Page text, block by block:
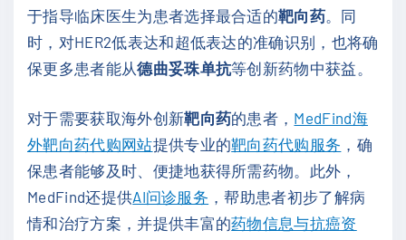
于指导临床医生为患者选择最合适的靶向药。同
时，对HER2低表达和超低表达的准确识别，也将确
保更多患者能从德曲妥珠单抗等创新药物中获益。
对于需要获取海外创新靶向药的患者， MedFind海
外靶向药代购网站提供专业的靶向药代购服务 ，确
保患者能够及时、便捷地获得所需药物。此外，
MedFind还提供AI问诊服务 ，帮助患者初步了解病
情和治疗方案，并提供丰富的药物信息与抗癌资